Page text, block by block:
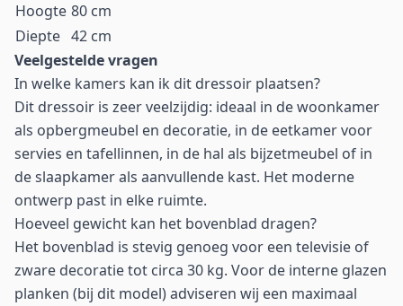
Hoogte 80 cm
Diepte 42 cm
Veelgestelde vragen
In welke kamers kan ik dit dressoir plaatsen?
Dit dressoir is zeer veelzijdig: ideaal in de woonkamer
als opbergmeubel en decoratie, in de eetkamer voor
servies en tafellinnen, in de hal als bijzetmeubel of in
de slaapkamer als aanvullende kast. Het moderne
ontwerp past in elke ruimte.
Hoeveel gewicht kan het bovenblad dragen?
Het bovenblad is stevig genoeg voor een televisie of
zware decoratie tot circa 30 kg. Voor de interne glazen
planken (bij dit model) adviseren wij een maximaal